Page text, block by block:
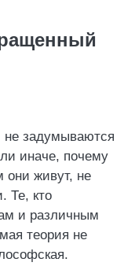
задумываются
иначе, почему
они живут, не
Те, кто
и различным
теория не